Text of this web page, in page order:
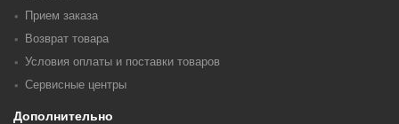
Прием заказа
Возврат товара
Условия оплаты и поставки товаров
Сервисные центры
Дополнительно